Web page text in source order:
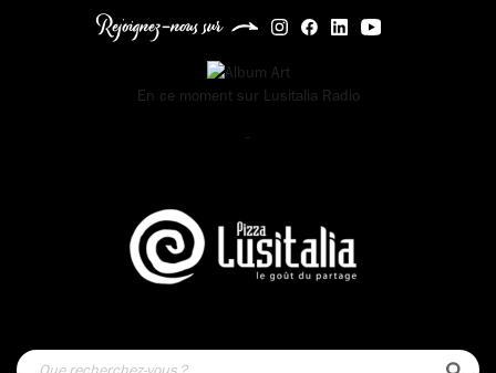
Rejoignez-nous sur
En ce moment sur Lusitalia Radio
-